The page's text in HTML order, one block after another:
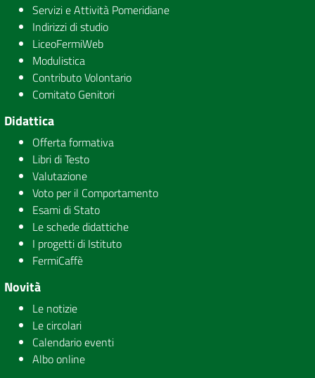
Servizi e Attività Pomeridiane
Indirizzi di studio
LiceoFermiWeb
Modulistica
Contributo Volontario
Comitato Genitori
Didattica
Offerta formativa
Libri di Testo
Valutazione
Voto per il Comportamento
Esami di Stato
Le schede didattiche
I progetti di Istituto
FermiCaffè
Novità
Le notizie
Le circolari
Calendario eventi
Albo online